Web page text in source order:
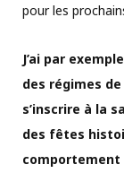
pour les
J’ai par
des régimes
s’inscrire à la
des fêtes